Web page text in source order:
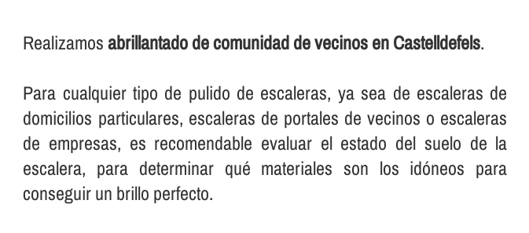
Realizamosabrillantado de comunidad de vecinos en Castelldefels.
Para cualquier tipo de pulido de escaleras, ya sea de escaleras de
domicilios particulares, escaleras de portales de vecinos o escaleras
de empresas, es recomendable evaluar el estado del suelo de la
escalera, para determinar qué materiales son los idóneos para
conseguir un brillo perfecto.